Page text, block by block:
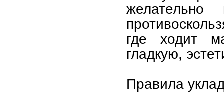
где ходит
гладкую,
Правила